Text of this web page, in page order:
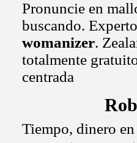
Pronuncie en
buscando.
womanizer.
totalmente
centrada
Tiempo, dinero